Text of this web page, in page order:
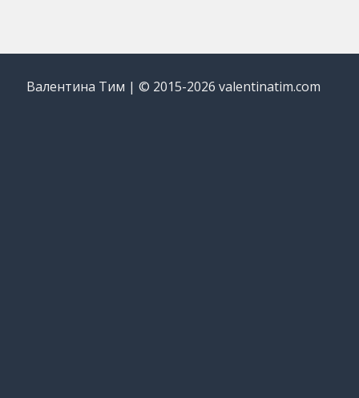
Валентина Тим | © 2015-2026 valentinatim.com